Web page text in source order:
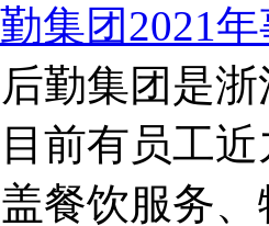
集团2021
勤集团是
前有员工
餐饮服务